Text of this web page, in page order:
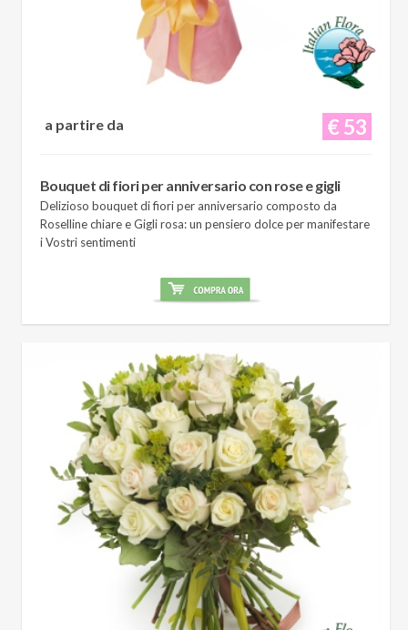
€ 53
a partire da
Bouquet di fiori per anniversario con rose e gigli
Delizioso bouquet di fiori per anniversario composto da
Roselline chiare e Gigli rosa: un pensiero dolce per manifestare
i Vostri sentimenti